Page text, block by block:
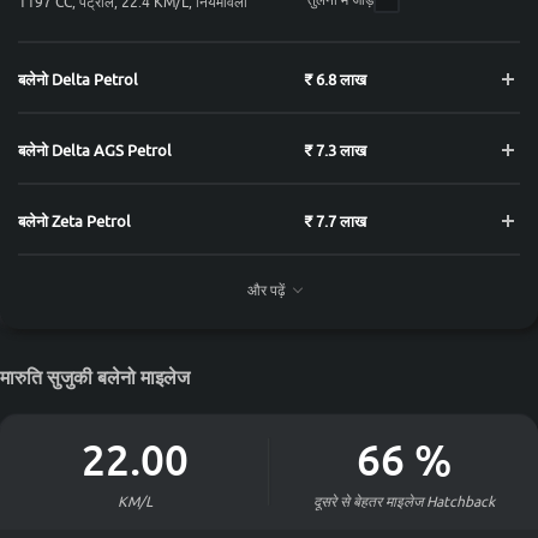
बलेनो Delta Petrol ₹ 6.8 लाख
बलेनो Delta AGS Petrol ₹ 7.3 लाख
बलेनो Zeta Petrol ₹ 7.7 लाख
बलेनो Alpha Petrol
और पढ़ें
मारुति सुजुकी बलेनो माइलेज
22.00
KM/L
66 %
दूसरे से बेहतर माइलेजHatchback